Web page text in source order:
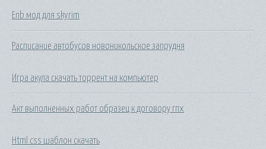
Enb мод для skyrim
Расписание автобусов новоникольское запрудня
Игра акула скачать торрент на компьютер
Акт выполненных работ образец к договору гпх
Html css шаблон скачать